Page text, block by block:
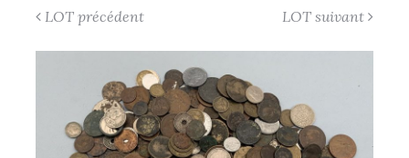
LOT précédent LOT suivant